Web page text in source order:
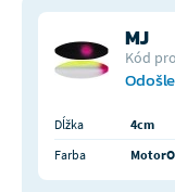
MJ
Kód
Dĺžka 4cm
Farba